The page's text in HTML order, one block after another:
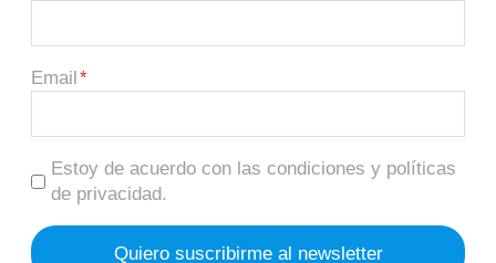
Email
Estoy de acuerdo con las condiciones y políticas
de privacidad.